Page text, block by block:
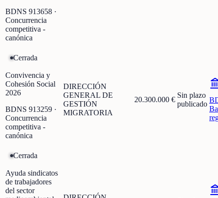
BDNS 913658 ·
Concurrencia
competitiva -
canónica
Cerrada
Convivencia y
Cohesión Social
2026
BDNS 913259 ·
Concurrencia
competitiva -
canónica
DIRECCIÓN
GENERAL DE
GESTIÓN
MIGRATORIA
20.300.000 €
Sin plazo
publicado
Cerrada
Ayuda sindicatos
de trabajadores
del sector